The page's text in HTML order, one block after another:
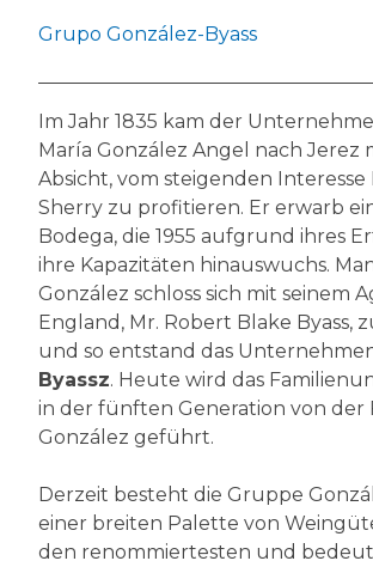
Grupo González-Byass
Im Jahr 1835 kam der
María González Angel nach Jerez
Absicht, vom steigenden Interesse
Sherry zu profitieren. Er erwarb
Bodega, die 1955 aufgrund ihres
ihre Kapazitäten hinauswuchs.
González schloss sich mit seinem
England, Mr. Robert Blake Byass,
und so entstand das
Byassz. Heute wird das
in der fünften Generation von der
González geführt.
Derzeit besteht die Gruppe
einer breiten Palette von
den renommiertesten und